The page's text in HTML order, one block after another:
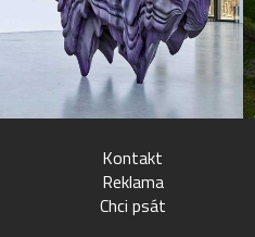
Kontakt
Reklama
Chci psát